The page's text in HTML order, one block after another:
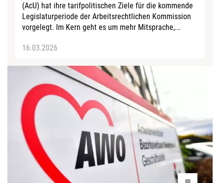
(AcU) hat ihre tarifpolitischen Ziele für die kommende
Legislaturperiode der Arbeitsrechtlichen Kommission
vorgelegt. Im Kern geht es um mehr Mitsprache,...
16.03.2026